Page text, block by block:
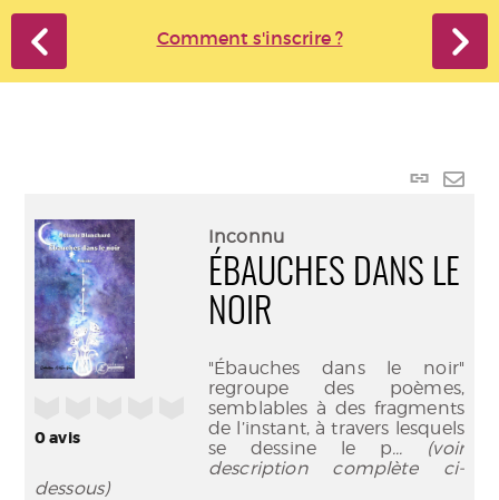
Comment s'inscrire ?
Lien
mail
0avis
Inconnu
ÉBAUCHES DANS LE
NOIR
"Ébauches dans le noir"
regroupe des poèmes,
semblables à des fragments
de l’instant, à travers lesquels
se dessine le p... (voir
description complète ci-
dessous)